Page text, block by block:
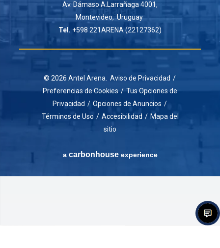
Av. Dámaso A.Larrañaga 4001,
Montevideo, Uruguay
Tel. +598 221ARENA (22127362)
© 2026 Antel Arena. Aviso de Privacidad /
Preferencias de Cookies / Tus Opciones de
Privacidad / Opciones de Anuncios /
Términos de Uso / Accesibilidad / Mapa del
sitio
a carbon houseexperience